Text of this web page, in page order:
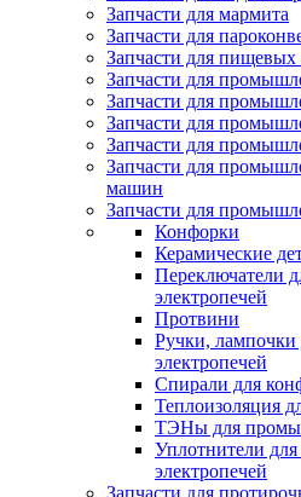
Запчасти для мармита
Запчасти для
Запчасти для пищевых
Запчасти для
Запчасти для
Запчасти для
Запчасти для
Запчасти для
машин
Запчасти для
Конфорки
Керамические
Переключатели
электропечей
Протвини
Ручки,
электропечей
Спирали для
Теплоизоляция
ТЭНы для
Уплотнители
электропечей
Запчасти для